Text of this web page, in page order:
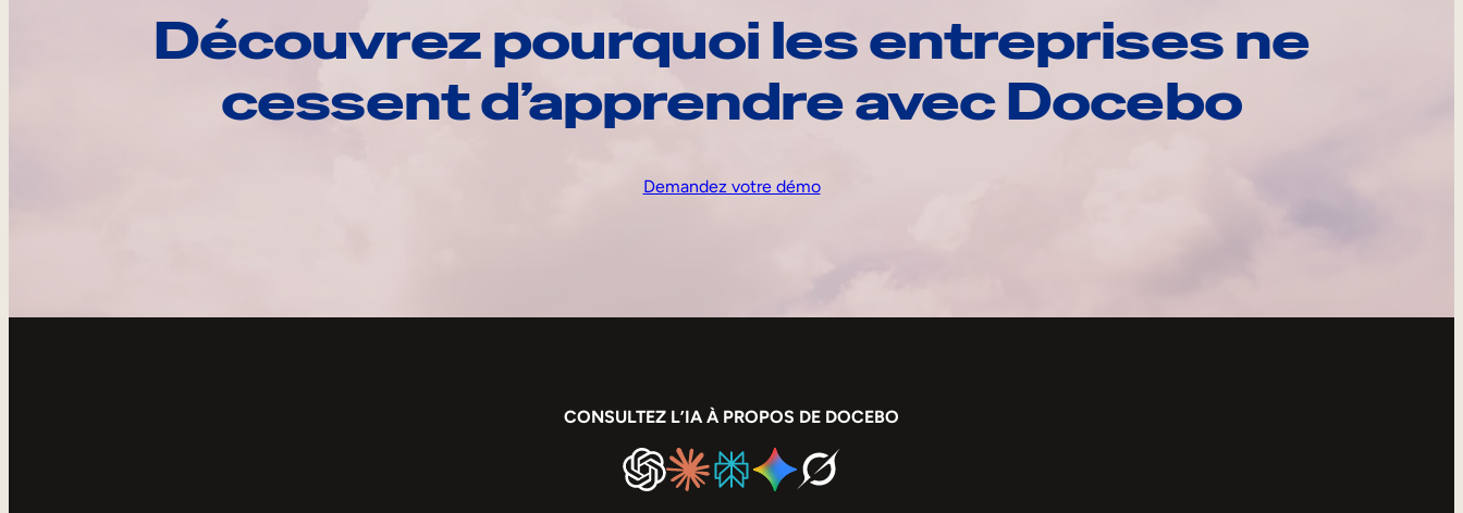
Découvrez pourquoi les entreprises ne
cessent d’apprendre avec Docebo
Demandez votre démo
CONSULTEZ L’IA À PROPOS DE DOCEBO